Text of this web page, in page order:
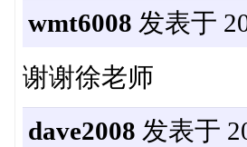
wmt6008 发表于
谢谢徐老师
dave2008 发表于